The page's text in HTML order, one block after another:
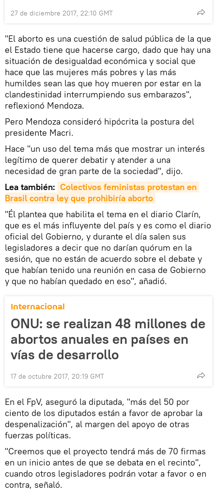
27 de diciembre 2017, 22:10 GMT
"El aborto es una cuestión de salud pública de la que
el Estado tiene que hacerse cargo, dado que hay una
situación de desigualdad económica y social que
hace que las mujeres más pobres y las más
humildes sean las que hoy mueren por estar en la
clandestinidad interrumpiendo sus embarazos",
reflexionó Mendoza.
Pero Mendoza consideró hipócrita la postura del
presidente Macri.
Hace "un uso del tema más que mostrar un interés
legítimo de querer debatir y atender a una
necesidad de gran parte de la sociedad", dijo.
Lea también: Colectivos feministas protestan en
Brasil contra ley que prohibiría aborto
"Él plantea que habilita el tema en el diario Clarín,
que es el más influyente del país y es como el diario
oficial del Gobierno, y durante el día salen sus
legisladores a decir que no darían quórum en la
sesión, que no están de acuerdo sobre el debate y
que habían tenido una reunión en casa de Gobierno
y que no habían quedado en eso", añadió.
Internacional
ONU: se realizan 48 millones de
abortos anuales en países en
vías de desarrollo
17 de octubre 2017, 20:19 GMT
En el FpV, aseguró la diputada, "más del 50 por
ciento de los diputados están a favor de aprobar la
despenalización", al margen del apoyo de otras
fuerzas políticas.
"Creemos que el proyecto tendrá más de 70 firmas
en un inicio antes de que se debata en el recinto",
cuando otros legisladores podrán votar a favor o en
contra, señaló.